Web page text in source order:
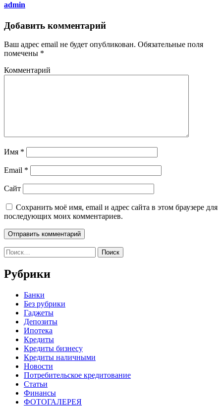
admin
Добавить комментарий
Ваш адрес email не будет опубликован. Обязательные поля
помечены *
Комментарий
Имя *
Email *
Сайт
Сохранить моё имя, email и адрес сайта в этом браузере для
последующих моих комментариев.
Найти:
Рубрики
Банки
Без рубрики
Гаджеты
Депозиты
Ипотека
Кредиты
Кредиты бизнесу
Кредиты наличными
Новости
Потребительское кредитование
Статьи
Финансы
ФОТОГАЛЕРЕЯ